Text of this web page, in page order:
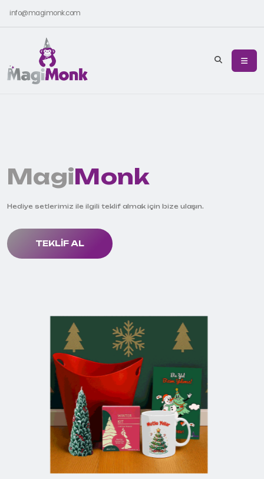
info@magimonk.com
MagiMonk
Hediye setlerimiz ile ilgili teklif almak için bize ulaşın.
TEKLIF AL